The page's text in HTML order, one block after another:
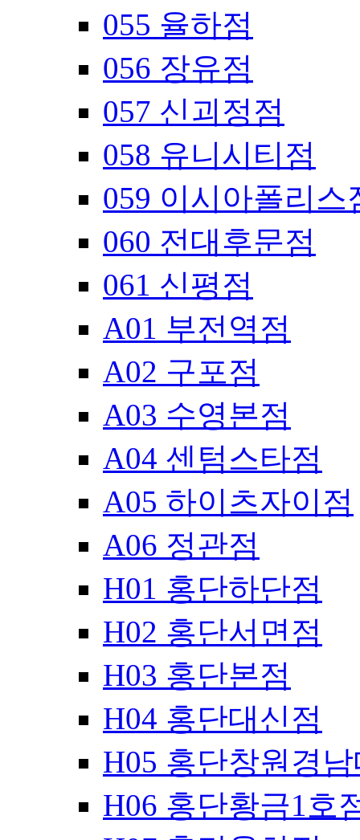
055 율하점
056 장유점
057 신괴정점
058 유니시티점
059 이시아폴리스
060 전대후문점
061 신평점
A01 부전역점
A02 구포점
A03 수영본점
A04 센텀스타점
A05 하이츠자이점
A06 정관점
H01 홍단하단점
H02 홍단서면점
H03 홍단본점
H04 홍단대신점
H05 홍단창원경
H06 홍단황금1호